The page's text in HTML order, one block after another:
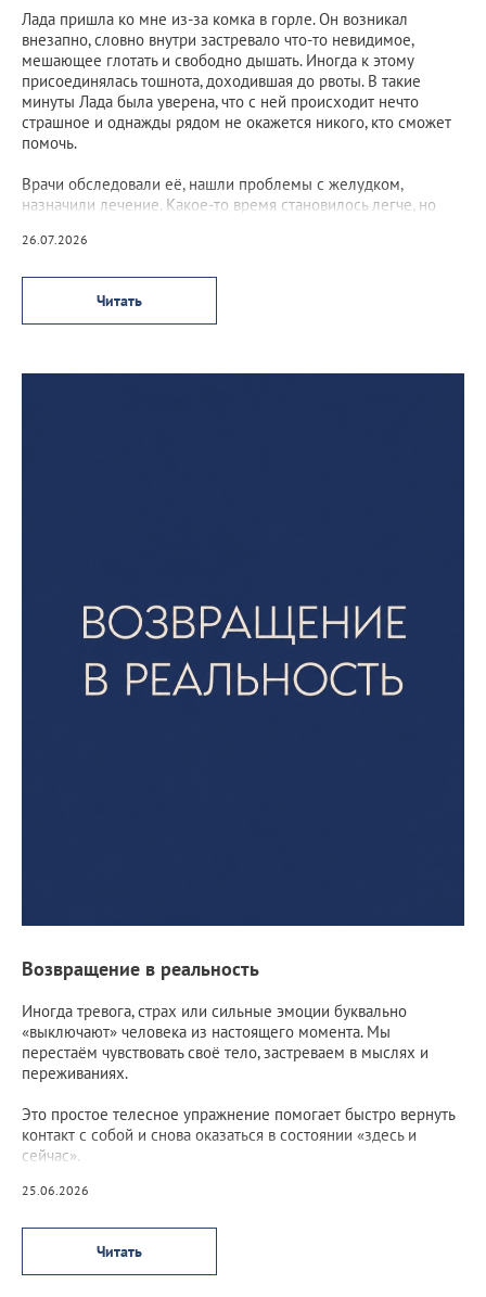
Лада пришла ко мне из-за комка в горле. Он возникал
внезапно, словно внутри застревало что-то невидимое,
мешающее глотать и свободно дышать. Иногда к этому
присоединялась тошнота, доходившая до рвоты. В такие
минуты Лада была уверена, что с ней происходит нечто
страшное и однажды рядом не окажется никого, кто сможет
помочь.
Врачи обследовали её, нашли проблемы с желудком,
назначили лечение. Какое-то время становилось легче, но
26.07.2026
Читать
Возвращение в реальность
Иногда тревога, страх или сильные эмоции буквально
«выключают» человека из настоящего момента. Мы
перестаём чувствовать своё тело, застреваем в мыслях и
переживаниях.
Это простое телесное упражнение помогает быстро вернуть
контакт с собой и снова оказаться в состоянии «здесь и
сейчас».
25.06.2026
Читать